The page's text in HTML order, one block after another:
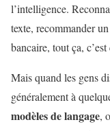
l’intelligence.
texte, recommander
bancaire, tout ça,
Mais quand les gens
généralement à
modèles de langage,